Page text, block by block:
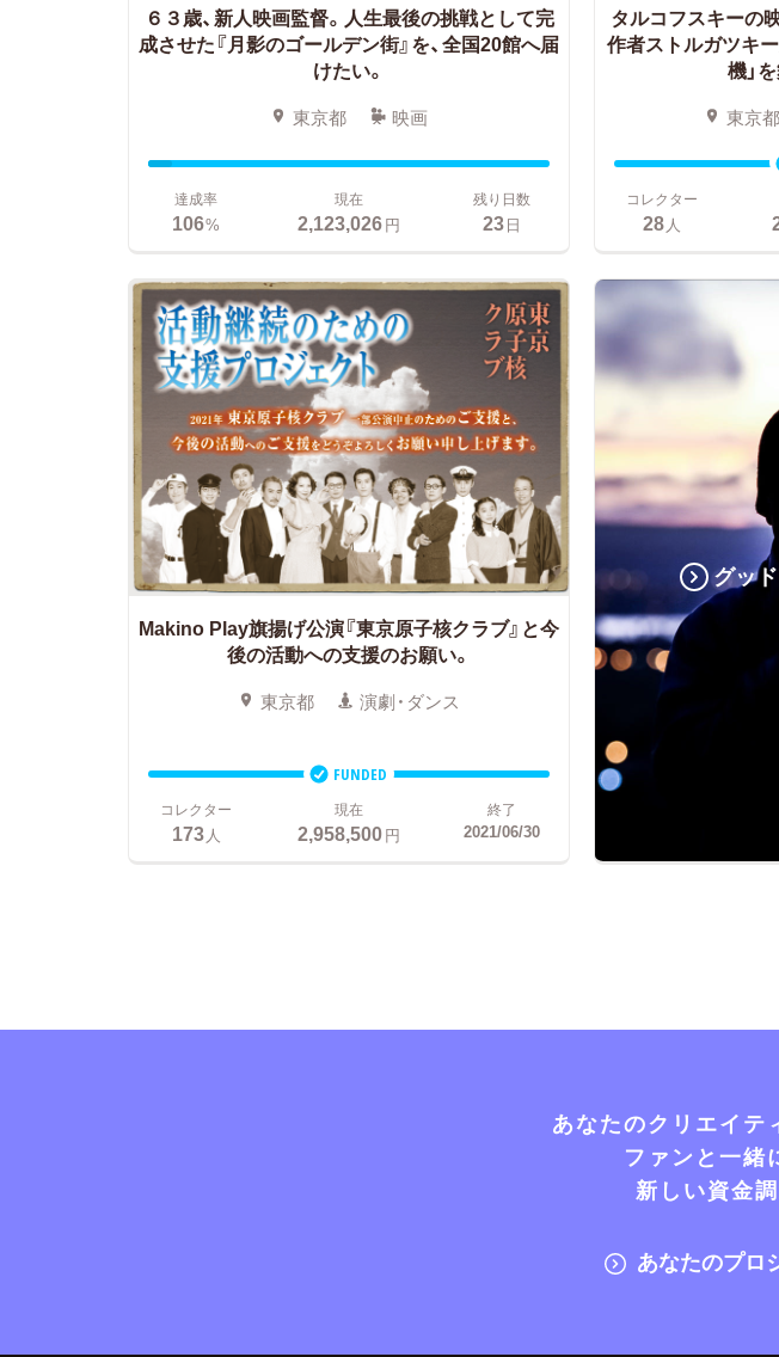
６３歳、新人映画監督。 人生最後の挑戦として完
成させた『月影のゴールデン街』を、全国20館へ届
けたい。
東京都 映画
達成率
106%
現在
2,123,026円
残り日数
23日
タルコフスキーの
作者ストルガツキ
機」
東京都
コレクター
28人
Makino Play旗揚げ公演『東京原子核クラブ』と今
後の活動への支援のお願い。
東京都 演劇・ダンス
FUNDED
コレクター
173人
現在
2,958,500円
終了
2021/06/30
グッ
あなたのクリエイテ
ファンと一緒
新しい資金
あなたのプロ